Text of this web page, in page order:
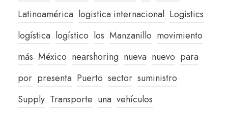
Latinoamérica logistica internacional Logistics
logística logístico los Manzanillo movimiento
más México nearshoring nueva nuevo para
por presenta Puerto sector suministro
Supply Transporte una vehículos